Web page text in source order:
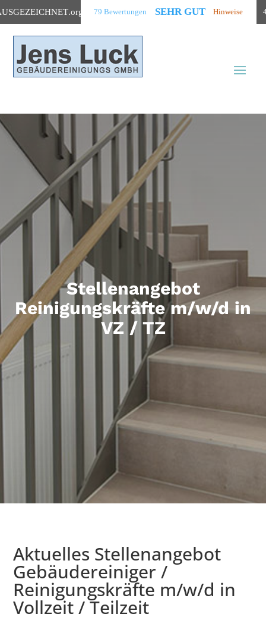
.org 79 Bewertungen SEHR GUT Hinweise
Stellenangebot
Reinigungskräfte m/w/d in
VZ / TZ
Aktuelles Stellenangebot
Gebäudereiniger /
Reinigungskräfte m/w/d in
Vollzeit / Teilzeit